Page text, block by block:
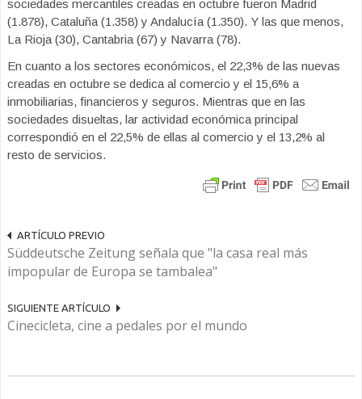
sociedades mercantiles creadas en octubre fueron Madrid
(1.878), Cataluña (1.358) y Andalucía (1.350). Y las que menos,
La Rioja (30), Cantabria (67) y Navarra (78).
En cuanto a los sectores económicos, el 22,3% de las nuevas
creadas en octubre se dedica al comercio y el 15,6% a
inmobiliarias, financieros y seguros. Mientras que en las
sociedades disueltas, lar actividad económica principal
correspondió en el 22,5% de ellas al comercio y el 13,2% al
resto de servicios.
ARTÍCULO PREVIO
Süddeutsche Zeitung señala que "la casa real más
impopular de Europa se tambalea"
SIGUIENTE ARTÍCULO
Cinecicleta, cine a pedales por el mundo